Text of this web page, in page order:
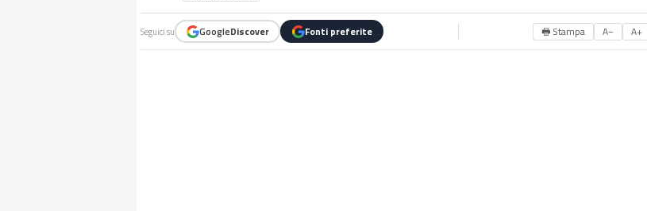
Seguici su GoogleDiscover Fonti preferite 🖶 Stampa A− A+